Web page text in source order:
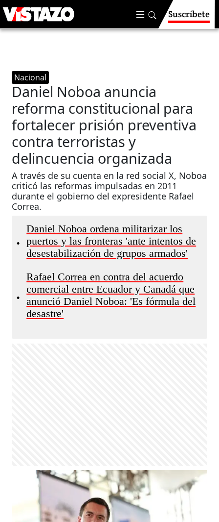
Suscríbete
Nacional
Daniel Noboa anuncia
reforma constitucional para
fortalecer prisión preventiva
contra terroristas y
delincuencia organizada
A través de su cuenta en la red social X, Noboa
criticó las reformas impulsadas en 2011
durante el gobierno del expresidente Rafael
Correa.
•
Daniel Noboa ordena militarizar los
puertos y las fronteras 'ante intentos de
desestabilización de grupos armados'
•
Rafael Correa en contra del acuerdo
comercial entre Ecuador y Canadá que
anunció Daniel Noboa: 'Es fórmula del
desastre'